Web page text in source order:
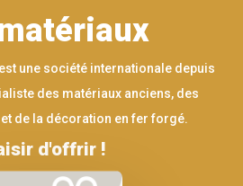
une société internationale depuis
des matériaux anciens, des
de la décoration en fer forgé.
d'offrir !